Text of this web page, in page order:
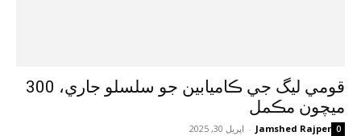
قومي ليگ جي ڪاميابين جو سلسلو جاري، 300
ميچون مڪمل
Jamshed Rajper
- اپريل 30, 2025 0